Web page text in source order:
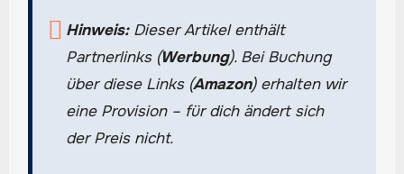
Hinweis:Dieser Artikel enthält
Partnerlinks (Werbung). Bei Buchung
über diese Links (Amazon) erhalten wir
eine Provision – für dich ändert sich
der Preis nicht.